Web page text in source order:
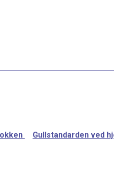
Gullstandarden ved